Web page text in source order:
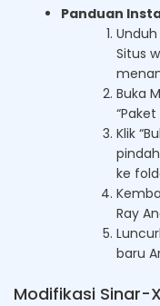
Panduan
Situs
Buka
Klik
ke
Ray
baru
Modifikasi Sinar-X